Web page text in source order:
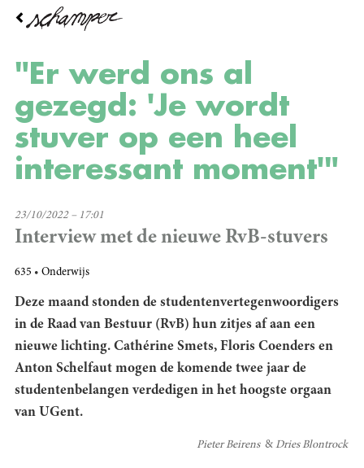
Overslaan
inhoud
"Er werd ons al
gezegd: 'Je wordt
stuver op een heel
interessant moment'"
23/10/2022 – 17:01
Interview met de nieuwe RvB-stuvers
635 Onderwijs
Deze maand stonden de studentenvertegenwoordigers
in de Raad van Bestuur (RvB) hun zitjes af aan een
nieuwe lichting. Cathérine Smets, Floris Coenders en
Anton Schelfaut mogen de komende twee jaar de
studentenbelangen verdedigen in het hoogste orgaan
van UGent.
Pieter Beirens Dries Blontrock